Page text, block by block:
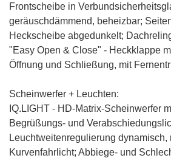
Frontscheibe in
geräuschdämmend, beheizbar;
Heckscheibe abgedunkelt;
"Easy Open & Close" - Heckklappe
Öffnung und Schließung, mit
Scheinwerfer + Leuchten:
IQ.LIGHT - HD-Matrix-Scheinwerfer
Begrüßungs- und
Leuchtweitenregulierung dynamisch,
Kurvenfahrlicht; Abbiege- und